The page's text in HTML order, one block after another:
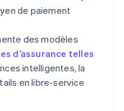
de paiement
des modèles
d’assurance telles
intelligentes, la
en libre-service